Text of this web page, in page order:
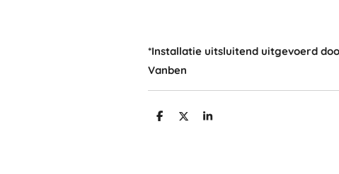
*Installatie uitsluitend uitgevoerd
Vanben
D
D
S